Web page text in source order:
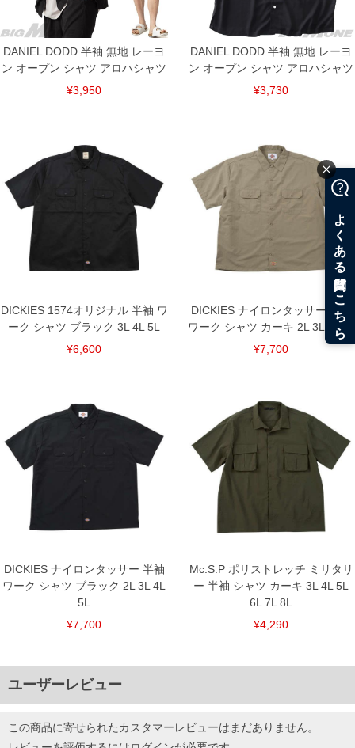
ください。
※当店での掲載商品は、実店鋪と在庫を共用しておりますので店頭での売り違い、店
舗からのお取り寄せ等により、お客様にご迷惑をお掛けしてしまう場合がございま
す。そのようなことがない様最大限に努めておりますが、もしあった場合速やかにご
連絡させて頂きますので予めご了承ください。
DANIEL DODD 半袖 無地 レーヨ
ン オープン シャツ アロハシャツ
¥3,950
DANIEL DODD 半袖 無地 レーヨ
ン オープン シャツ アロハシャツ
¥3,730
DICKIES 1574オリジナル 半袖 ワ
ーク シャツ ブラック 3L 4L 5L
¥6,600
DICKIES ナイロンタッサー 半袖
ワーク シャツ カーキ 2L 3L 4L 5L
¥7,700
DICKIES ナイロンタッサー 半袖
ワーク シャツ ブラック 2L 3L 4L
5L
¥7,700
Mc.S.P ポリストレッチ ミリタリ
ー 半袖 シャツ カーキ 3L 4L 5L
6L 7L 8L
¥4,290
ユーザーレビュー
この商品に寄せられたカスタマーレビューはまだありません。